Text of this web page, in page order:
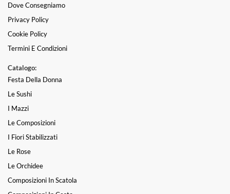
Dove Consegniamo
Privacy Policy
Cookie Policy
Termini E Condizioni
Catalogo:
Festa Della Donna
Le Sushi
I Mazzi
Le Composizioni
I Fiori Stabilizzati
Le Rose
Le Orchidee
Composizioni In Scatola